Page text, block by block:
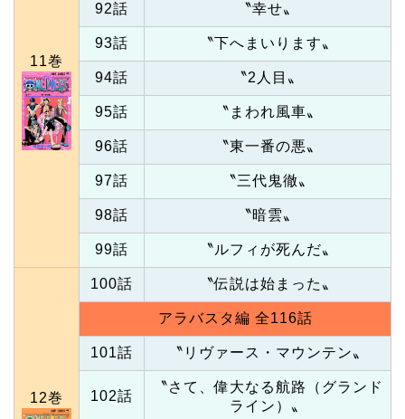
11巻
92話 〝幸せ〟
93話 〝下へまいります〟
94話 〝2人目〟
95話 〝まわれ風車〟
96話 〝東一番の悪〟
97話 〝三代鬼徹〟
98話 〝暗雲〟
99話 〝ルフィが死んだ〟
12巻
100話 〝伝説は始まった〟
アラバスタ編 全116話
101話 〝リヴァース・マウンテン〟
102話
〝さて、偉大なる航路（グランド
ライン）〟